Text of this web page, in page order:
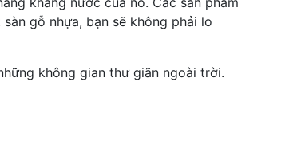
gỗ nhựa, bạn sẽ không phải lo
không gian thư giãn ngoài trời.